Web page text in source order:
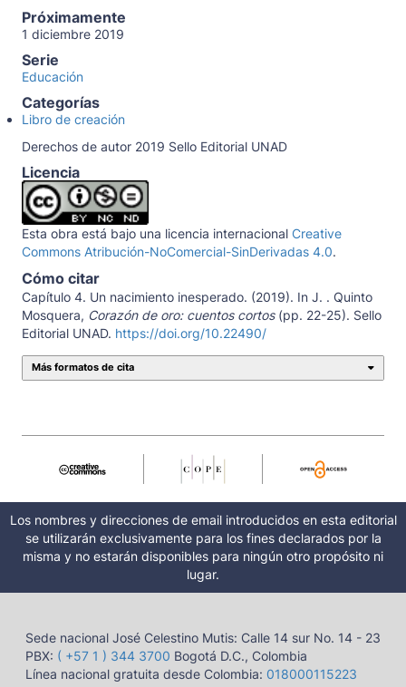
Próximamente
1 diciembre 2019
Serie
Educación
Categorías
Libro de creación
Derechos de autor 2019 Sello Editorial UNAD
Licencia
Esta obra está bajo una licencia internacional Creative
Commons Atribución-NoComercial-SinDerivadas 4.0.
Cómo citar
Capítulo 4. Un nacimiento inesperado. (2019). In J. . Quinto
Mosquera, Corazón de oro: cuentos cortos(pp. 22-25). Sello
Editorial UNAD. https://doi.org/10.22490/
Más formatos de cita
Los nombres y direcciones de email introducidos en esta editorial
se utilizarán exclusivamente para los fines declarados por la
misma y no estarán disponibles para ningún otro propósito ni
lugar.
Sede nacional José Celestino Mutis: Calle 14 sur No. 14 - 23
PBX: ( +57 1 ) 344 3700 Bogotá D.C., Colombia
Línea nacional gratuita desde Colombia: 018000115223